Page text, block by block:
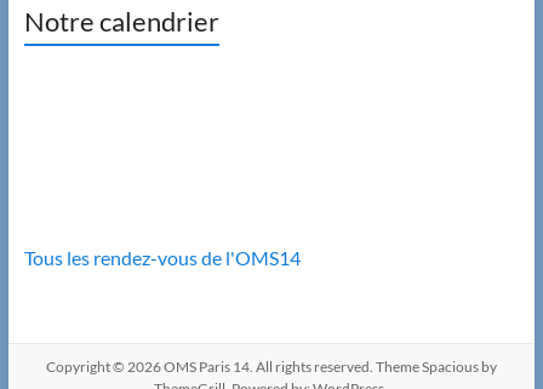
Notre calendrier
Tous les rendez-vous de l'OMS14
Copyright © 2026OMS Paris 14. All rights reserved. ThemeSpaciousby